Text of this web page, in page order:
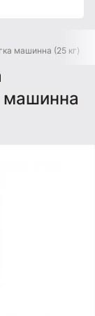
машинна (25 кг)
машинна